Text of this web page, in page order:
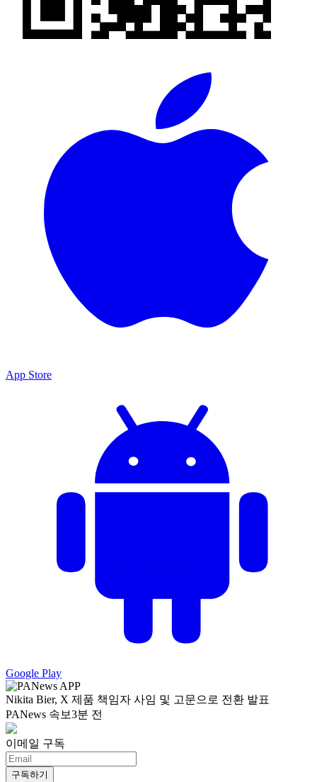
App Store
Google Play
Nikita Bier, X 제품 책임자 사임 및 고문으로 전환 발표
PANews 속보3분 전
이메일 구독
구독하기